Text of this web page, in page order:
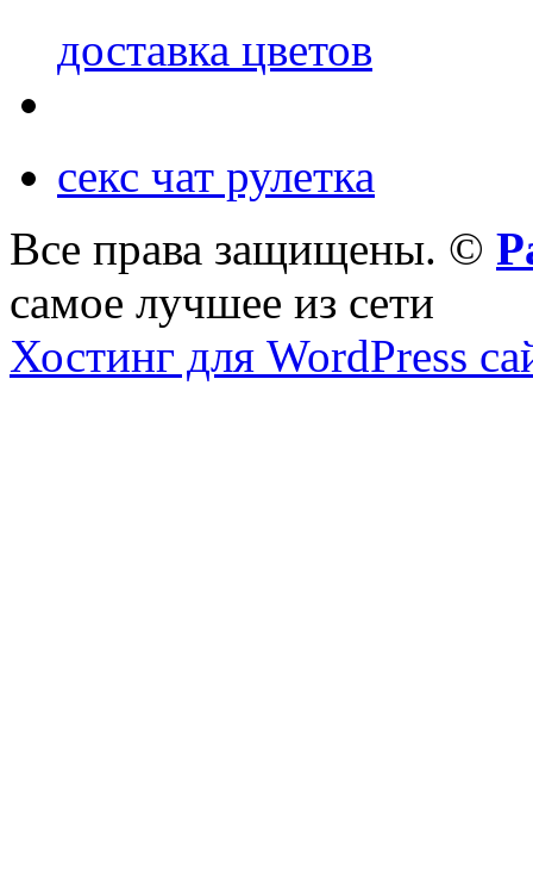
доставка цветов
секс чат рулетка
Все права защищены. ©
самое лучшее из сети
Хостинг для WordPress